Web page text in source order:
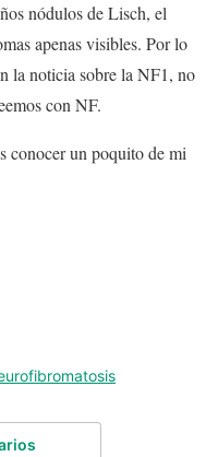
nódulos de Lisch, el
apenas visibles. Por lo
la noticia sobre la NF1, no
con NF.
conocer un poquito de mi